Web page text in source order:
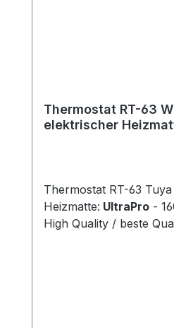
Thermostat RT-63
elektrischer
Thermostat RT-63
Heizmatte: UltraPro -
High Quality / beste